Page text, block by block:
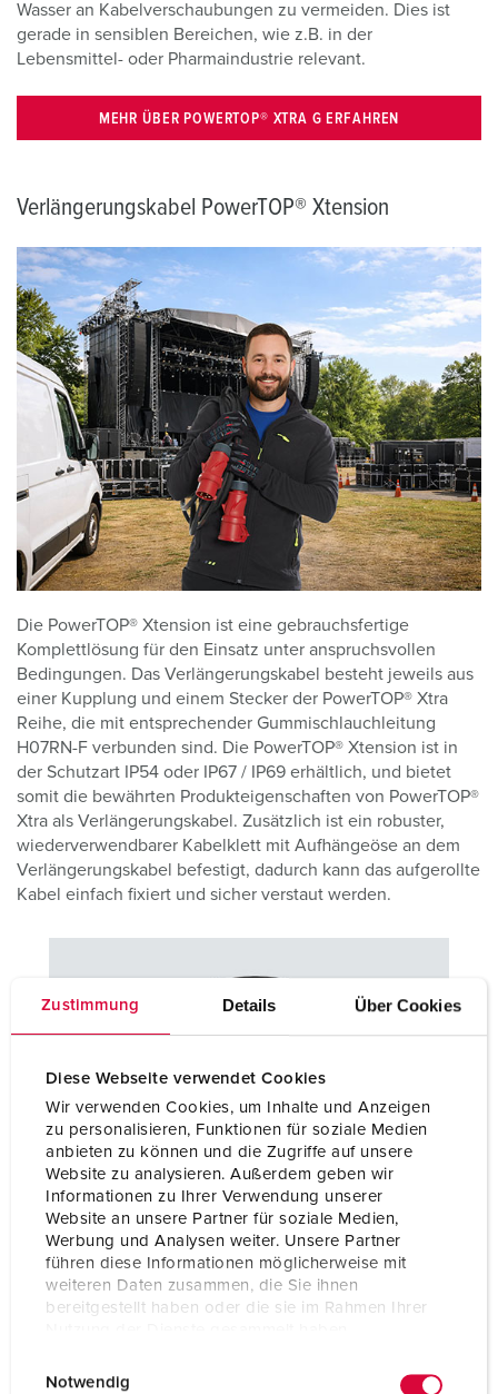
Zustimmung Details Über Cookies
Diese Webseite verwendet Cookies
Wir verwenden Cookies, um Inhalte und Anzeigen
zu personalisieren, Funktionen für soziale Medien
anbieten zu können und die Zugriffe auf unsere
Website zu analysieren. Außerdem geben wir
Informationen zu Ihrer Verwendung unserer
Website an unsere Partner für soziale Medien,
Werbung und Analysen weiter. Unsere Partner
führen diese Informationen möglicherweise mit
weiteren Daten zusammen, die Sie ihnen
bereitgestellt haben oder die sie im Rahmen Ihrer
Notwendig
Wasser an Kabelverschaubungen zu vermeiden. Dies ist
gerade in sensiblen Bereichen, wie z.B. in der
Lebensmittel- oder Pharmaindustrie relevant.
MEHR ÜBER POWERTOP® XTRA G ERFAHREN
Verlängerungskabel PowerTOP® Xtension
Die PowerTOP® Xtension ist eine gebrauchsfertige
Komplettlösung für den Einsatz unter anspruchsvollen
Bedingungen. Das Verlängerungskabel besteht jeweils aus
einer Kupplung und einem Stecker der PowerTOP® Xtra
Reihe, die mit entsprechender Gummischlauchleitung
H07RN-F verbunden sind. Die PowerTOP® Xtension ist in
der Schutzart IP54 oder IP67 / IP69 erhältlich, und bietet
somit die bewährten Produkteigenschaften von PowerTOP®
Xtra als Verlängerungskabel. Zusätzlich ist ein robuster,
wiederverwendbarer Kabelklett mit Aufhängeöse an dem
Verlängerungskabel befestigt, dadurch kann das aufgerollte
Kabel einfach fixiert und sicher verstaut werden.
Produktvarianten PowerTOP® Xtension
Entdecken Sie die gebrauchsfertige Komplettlösung mit
PowerTOP® Xtra Stecker und Kupplung, widerstandsfähiger
H07RN‑F Leitung und Schutzart bis IP69 – inklusive
praktischem, wiederverwendbarem Kabelklett für sicheres
Verstauen.